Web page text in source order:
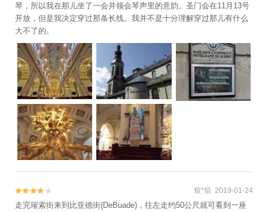
琴，所以我在那儿坐了一会并领会琴声里的意韵。圣门会在11月13号
开放，但是我决定穿过那条长线。我并不是十分理解穿过那儿有什么
大不了的。

 煊*煊 2019-01-24
走完璀索街来到比亚德街(DeBuade)，往左走约50公尺就可看到一座